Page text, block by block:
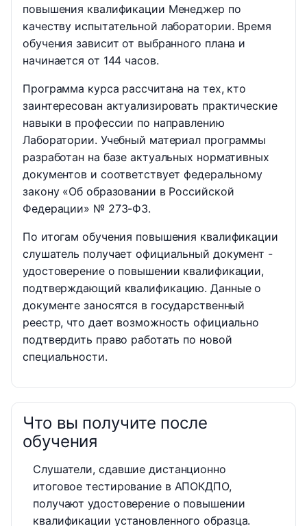
повышения квалификации Менеджер по
качеству испытательной лаборатории. Время
обучения зависит от выбранного плана и
начинается от 144 часов.
Программа курса рассчитана на тех, кто
заинтересован актуализировать практические
навыки в профессии по направлению
Лаборатории. Учебный материал программы
разработан на базе актуальных нормативных
документов и соответствует федеральному
закону «Об образовании в Российской
Федерации» № 273-ФЗ.
По итогам обучения повышения квалификации
слушатель получает официальный документ -
удостоверение о повышении квалификации,
подтверждающий квалификацию. Данные о
документе заносятся в государственный
реестр, что дает возможность официально
подтвердить право работать по новой
специальности.
Что вы получите после
обучения
Слушатели, сдавшие дистанционно
итоговое тестирование в АПОКДПО,
получают удостоверение о повышении
квалификации установленного образца.